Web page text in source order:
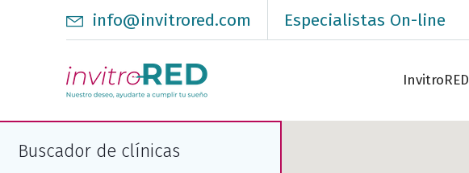
info@invitrored.com Especialistas On-line
InvitroRED
Buscador de clínicas